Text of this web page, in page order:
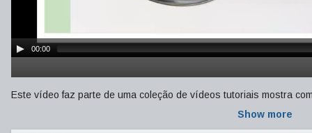
00:00
Este vídeo faz parte de uma coleção de vídeos tutoriais mostra
Show more